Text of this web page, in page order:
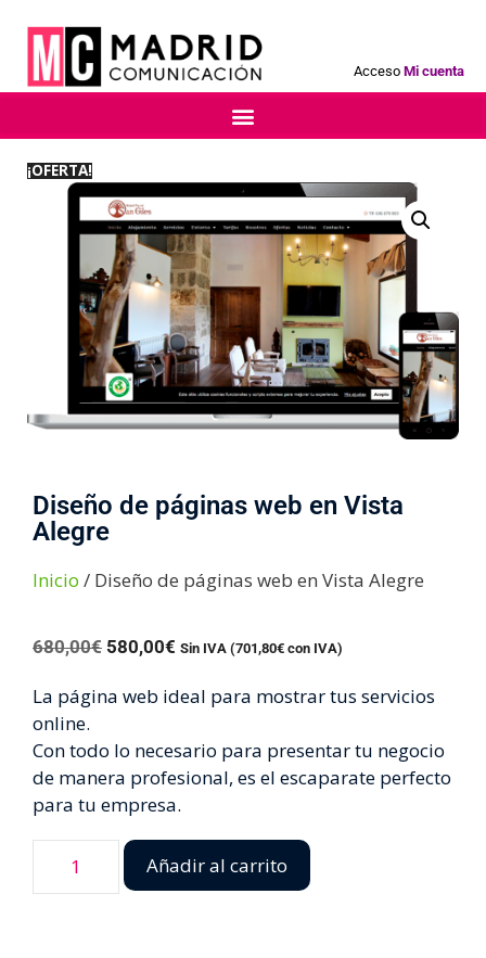
Acceso Mi cuenta
¡OFERTA!
Diseño de páginas web en Vista
Alegre
Inicio / Diseño de páginas web en Vista Alegre
680,00€ 580,00€ Sin IVA (701,80€ con IVA)
La página web ideal para mostrar tus servicios
online.
Con todo lo necesario para presentar tu negocio
de manera profesional, es el escaparate perfecto
para tu empresa.
Añadir al carrito